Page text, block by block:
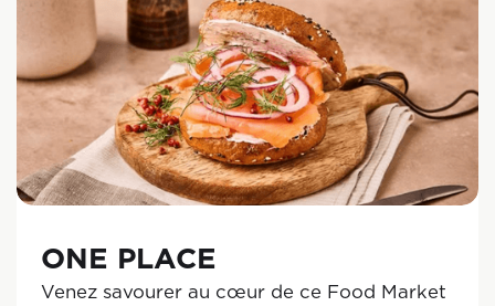
ONE PLACE
Venez savourer au cœur de ce Food Market